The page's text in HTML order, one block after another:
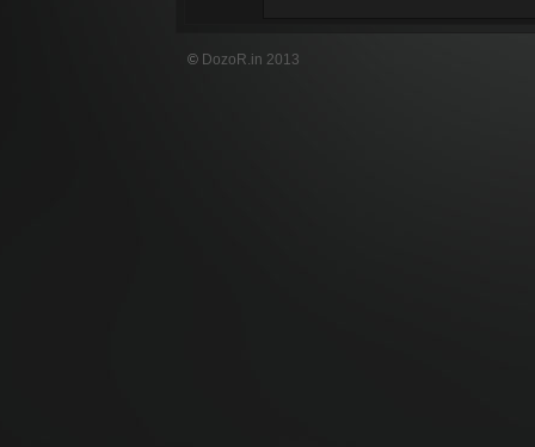
© DozoR.in 2013